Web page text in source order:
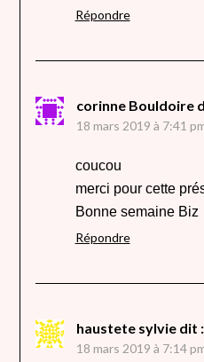
Répondre
corinne Bouldoire
18 mars 2019 à 7:41
coucou
merci pour cette
Bonne semaine Biz
Répondre
haustete sylvie dit :
18 mars 2019 à 7:14